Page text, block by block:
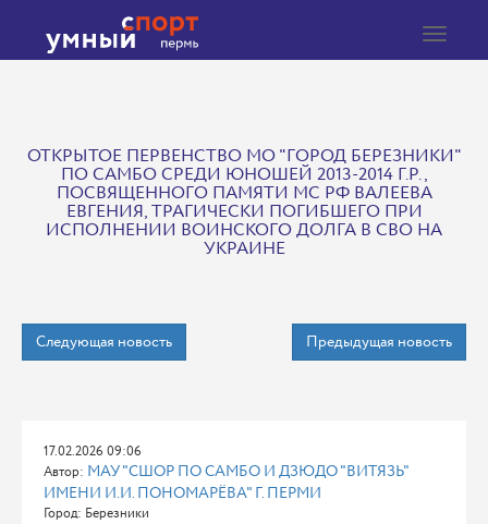
Toggle
ОТКРЫТОЕ ПЕРВЕНСТВО МО "ГОРОД БЕРЕЗНИКИ"
ПО САМБО СРЕДИ ЮНОШЕЙ 2013-2014 Г.Р.,
ПОСВЯЩЕННОГО ПАМЯТИ МС РФ ВАЛЕЕВА
ЕВГЕНИЯ, ТРАГИЧЕСКИ ПОГИБШЕГО ПРИ
ИСПОЛНЕНИИ ВОИНСКОГО ДОЛГА В СВО НА
УКРАИНЕ
Следующая новость Предыдущая новость
17.02.2026 09:06
Автор: МАУ "СШОР ПО САМБО И ДЗЮДО "ВИТЯЗЬ"
ИМЕНИ И.И. ПОНОМАРЁВА" Г. ПЕРМИ
Город: Березники